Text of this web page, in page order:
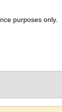
purposes only.